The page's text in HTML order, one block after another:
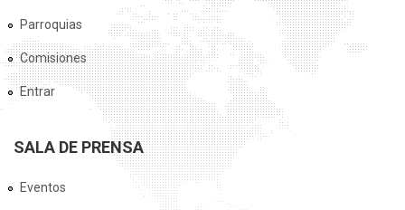
Parroquias
Comisiones
Entrar
SALA DE PRENSA
Eventos